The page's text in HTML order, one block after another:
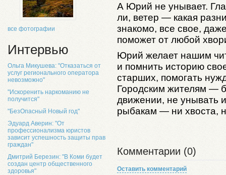
все фотографии
Интервью
Ольга Микушева: "Отказаться от
услуг регионального оператора
невозможно"
"Искоренить наркоманию не
получится"
"БезОпасный Новый год"
Эдуард Аверин: "От
профессионализма юристов
зависит успешность защиты прав
граждан"
Дмитрий Березин: "В Коми будет
создан центр общественного
здоровья"
А Юрий не унывает.
ли, ветер — какая
знакомо, все свое,
поможет от любой
Юрий желает нашим
и помнить историю
старших, помогать
Городским жителям —
движении, не унывать
рыбакам — ни хвоста,
Комментарии (0)
Оставить комментарий